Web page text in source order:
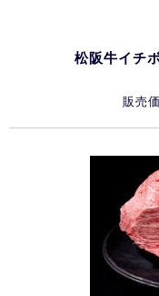
松阪牛イチ
販売